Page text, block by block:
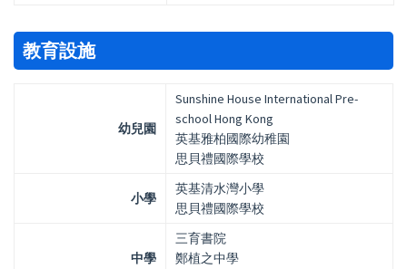
教育設施
幼兒園
Sunshine House International Pre-
school Hong Kong
英基雅柏國際幼稚園
思貝禮國際學校
小學
英基清水灣小學
思貝禮國際學校
中學
三育書院
鄭植之中學